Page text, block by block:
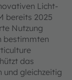
Licht-
bereits 2025
Nutzung
bestimmten
das
und gleichzeitig